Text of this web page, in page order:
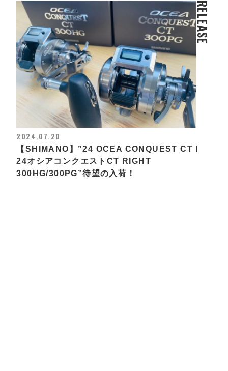
RELEASE
2024.07.20
【SHIMANO】”24 OCEA CONQUEST CT l
24オシアコンクエストCT RIGHT
300HG/300PG”待望の入荷！